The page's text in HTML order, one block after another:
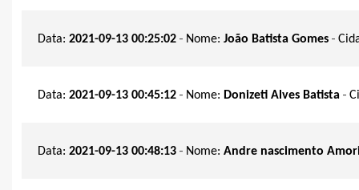
Data: 2021-09-13 00:25:02 - Nome: João Batista Gomes -
Data: 2021-09-13 00:45:12 - Nome: Donizeti Alves Batista -
Data: 2021-09-13 00:48:13 - Nome: Andre nascimento